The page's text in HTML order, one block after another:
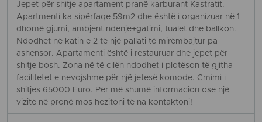
Jepet për shitje apartament pranë karburant Kastratit.
Apartmenti ka sipërfaqe 59m2 dhe është i organizuar në 1
dhomë gjumi, ambjent ndenje+gatimi, tualet dhe ballkon.
Ndodhet në katin e 2 të një pallati të mirëmbajtur pa
ashensor. Apartamenti është i restauruar dhe jepet për
shitje bosh. Zona në të cilën ndodhet i plotëson të gjitha
facilitetet e nevojshme për një jetesë komode. Cmimi i
shitjes 65000 Euro. Për më shumë informacion ose një
vizitë në pronë mos hezitoni të na kontaktoni!